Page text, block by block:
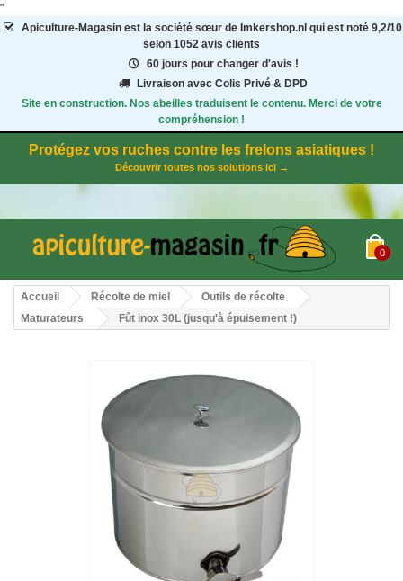
"
Apiculture-Magasinest la société sœur de Imkershop.nl qui est noté 9,2/10
selon 1052 avis clients
60 jours pour changer d'avis !
Livraison avec Colis Privé & DPD
Site en construction. Nos abeilles traduisent le contenu. Merci de votre
compréhension !
Protégez vos ruches contre les frelons asiatiques !
Découvrir toutes nos solutions ici →
0
Accueil Récolte de miel
Outils de récolte
Maturateurs
Fût inox 30L (jusqu'à épuisement !)